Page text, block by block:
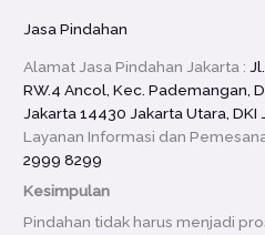
Jasa Pindahan
Alamat Jasa Pindahan Jakarta :
RW.4 Ancol, Kec. Pademangan,
Jakarta 14430 Jakarta Utara, DKI
Layanan Informasi dan
2999 8299
Kesimpulan
Pindahan tidak harus menjadi